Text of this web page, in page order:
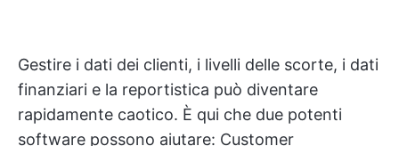
Gestire i dati dei clienti, i livelli delle scorte, i dati
finanziari e la reportistica può diventare
rapidamente caotico. È qui che due potenti
software possono aiutare: Customer